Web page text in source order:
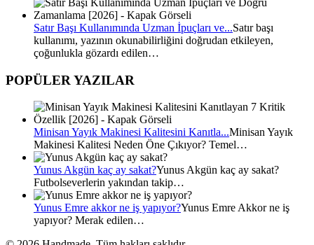
Satır Başı Kullanımında Uzman İpuçları ve...Satır başı
kullanımı, yazının okunabilirliğini doğrudan etkileyen,
çoğunlukla gözardı edilen…
POPÜLER YAZILAR
Minisan Yayık Makinesi Kalitesini Kanıtla...Minisan Yayık
Makinesi Kalitesi Neden Öne Çıkıyor? Temel…
Yunus Akgün kaç ay sakat?Yunus Akgün kaç ay sakat?
Futbolseverlerin yakından takip…
Yunus Emre akkor ne iş yapıyor?Yunus Emre Akkor ne iş
yapıyor? Merak edilen…